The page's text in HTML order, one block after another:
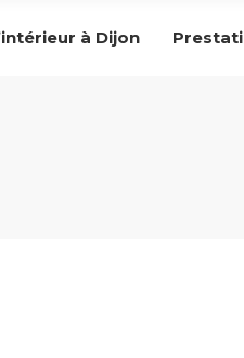
à Dijon